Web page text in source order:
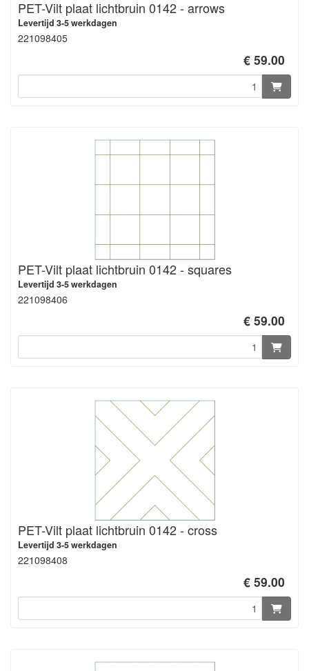
PET-Vilt plaat lichtbruin 0142 - arrows
Levertijd 3-5 werkdagen
221098405
€ 59.00
PET-Vilt plaat lichtbruin 0142 - squares
Levertijd 3-5 werkdagen
221098406
€ 59.00
PET-Vilt plaat lichtbruin 0142 - cross
Levertijd 3-5 werkdagen
221098408
€ 59.00